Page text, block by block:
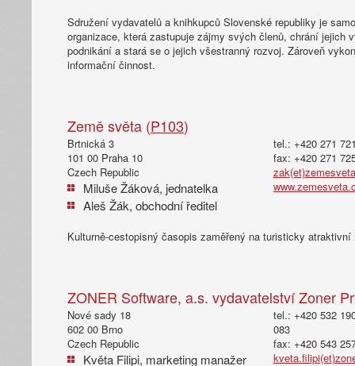
Sdružení vydavatelů a knihkupců Slovenské republiky je
organizace, která zastupuje zájmy svých členů, chrání jejich
podnikání a stará se o jejich všestranný rozvoj. Zároveň
informační činnost.
Země světa (P103)
Brtnická 3
101 00 Praha 10
Czech Republic
Miluše Žáková, jednatelka
Aleš Žák, obchodní ředitel
tel.: +420 271
fax: +420 271
Kulturně-cestopisný časopis zaměřený na turisticky atraktivní
ZONER Software, a.s. vydavatelství Zoner
Nové sady 18
602 00 Brno
Czech Republic
Květa Filipi, marketing manažer
tel.: +420 532
083
fax: +420 543